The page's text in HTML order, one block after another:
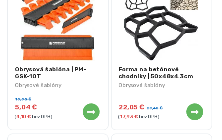
Obrysové šablóny
Obrysová šablóna | PM-
GSK-10T
5,04€
19,95€
(4,10€ bez DPH)
Obrysové šablóny
Forma na betónové
chodníky | 50x48x4.3cm
22,05€ 29,40€
(17,93€bez DPH)